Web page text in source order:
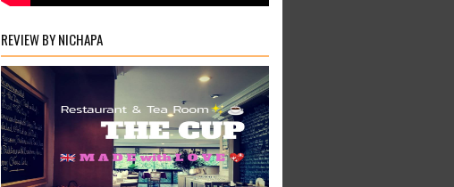
REVIEW BY NICHAPA